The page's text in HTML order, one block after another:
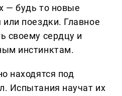
— будь то новые
поездки. Главное
своему сердцу и
инстинктам.
находятся под
Испытания научат их